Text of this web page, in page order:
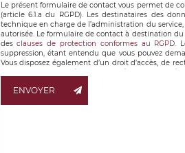
Le présent formulaire de contact vous permet de
(article 6.1.a du RGPD). Les destinataires des
technique en charge de l’administration du
autorisée. Le formulaire de contact à destination
desclauses de protection conformes au RGPD.
suppression, étant entendu que vous pouvez
Vous disposez également d’un droit d’accès, de
responsable de traitement est la société
ENVOYER